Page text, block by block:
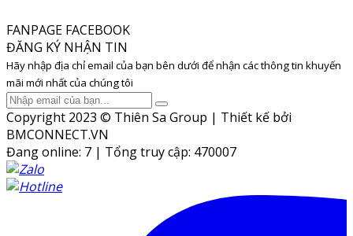
FANPAGE FACEBOOK
ĐĂNG KÝ NHẬN TIN
Hãy nhập địa chỉ email của bạn bên dưới để nhận các thông tin khuyến
mãi mới nhất của chúng tôi
Copyright 2023 © Thiên Sa Group | Thiết kế bởi
BMCONNECT.VN
Đang online: 7 | Tổng truy cập: 470007